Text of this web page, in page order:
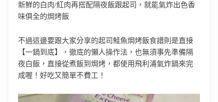
新鮮的白肉/紅肉再搭配隔夜飯跟起司，就能氣炸出色香
味俱全的焗烤飯
不過這邊要跟大家分享的起司鮭魚焗烤飯食譜則是直接
【一鍋到底】，徹底的懶人操作法，也無須事先準備隔
夜白飯，直接從煮飯到焗烤，都使用飛利浦氣炸鍋來完
成喔！好吃又簡單不費工！